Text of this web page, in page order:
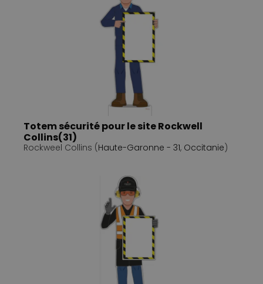
Totem sécurité pour le site Rockwell
Collins(31)
Rockweel Collins (Haute-Garonne - 31, Occitanie)